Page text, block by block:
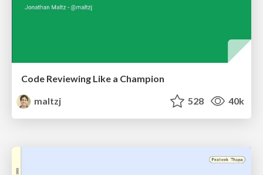
Code Reviewing Like a Champion
maltzj
528 40k